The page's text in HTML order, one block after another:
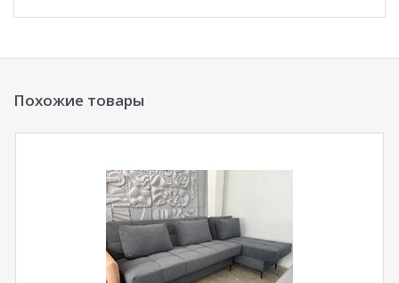
Похожие товары